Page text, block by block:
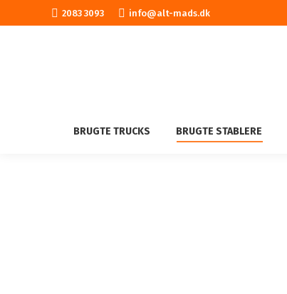
2083 3093 info@alt-mads.dk
BRUGTE TRUCKS BRUGTE STABLERE